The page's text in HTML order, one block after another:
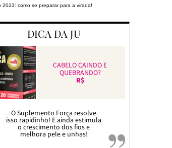
2023: como se preparar para a virada!
DICA DA JU
CABELO CAINDO E
QUEBRANDO?
R$
O Suplemento Força resolve
isso rapidinho! E ainda estimula
o crescimento dos fios e
melhora pele e unhas!